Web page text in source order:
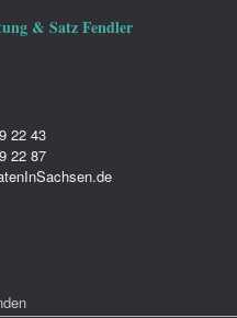
& Satz Fendler
22 43
22 87